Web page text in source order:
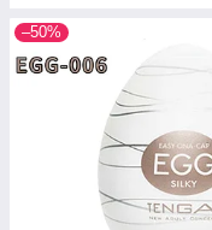
–50%